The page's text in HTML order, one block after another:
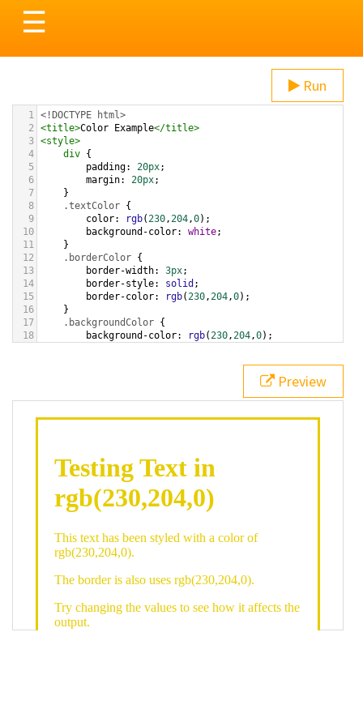
Toggle
navigation
☰
Run
1 <!DOCTYPE html>
2
<title>Color Example</title>
3 <style>
4
div {
5
padding: 20px;
6
margin: 20px;
7
}
8
.textColor {
9
color: rgb(230,204,0);
10
background-color: white;
11
}
12
.borderColor {
13
border-width: 3px;
14
border-style: solid ;
15
border-color: rgb(230,204,0);
16
}
17
.backgroundColor {
18
background-color: rgb(230,204,0);
bottom ,
white, rgb(230,204,0));
div class="textColor borderColor"
< h1>Testing Text in rgb(230,204,0)
Preview